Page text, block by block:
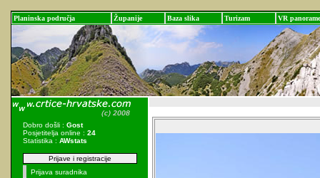
Planinska područja Županije Baza slika Turizam VR panorame
Dobro došli : Gost
Posjetitelja online : 24
Statistika : AWstats
Prijave i registracije
Prijava suradnika